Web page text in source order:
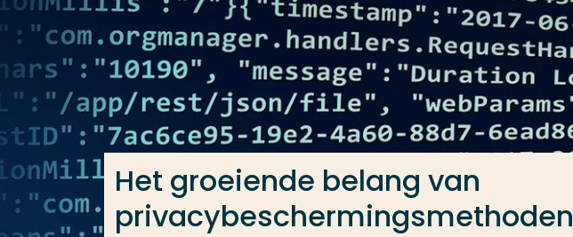
Het groeiende belang van
privacybeschermingsmethoden
Contact